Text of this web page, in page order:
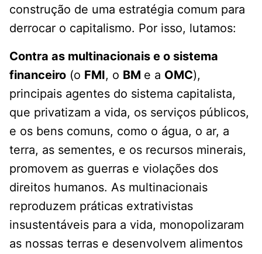
construção de uma estratégia comum para
derrocar o capitalismo. Por isso, lutamos:
Contra as multinacionais e o sistema
financeiro (o FMI, o BM e a OMC),
principais agentes do sistema capitalista,
que privatizam a vida, os serviços públicos,
e os bens comuns, como o água, o ar, a
terra, as sementes, e os recursos minerais,
promovem as guerras e violações dos
direitos humanos. As multinacionais
reproduzem práticas extrativistas
insustentáveis para a vida, monopolizaram
as nossas terras e desenvolvem alimentos